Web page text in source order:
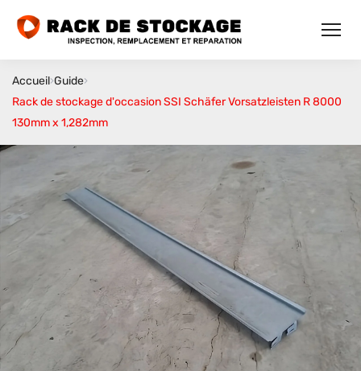
Accueil›Guide›
Rack de stockage d'occasion SSI Schäfer Vorsatzleisten R 8000
130mm x 1,282mm